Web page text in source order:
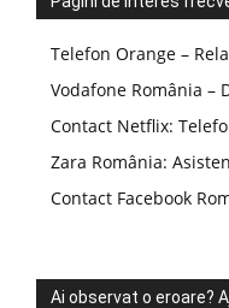
Telefon Orange –
Vodafone România –
Contact Netflix:
Zara România:
Contact Facebook
Ai observat o eroare?